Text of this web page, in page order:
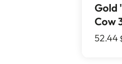
Gold
Cow
52.44